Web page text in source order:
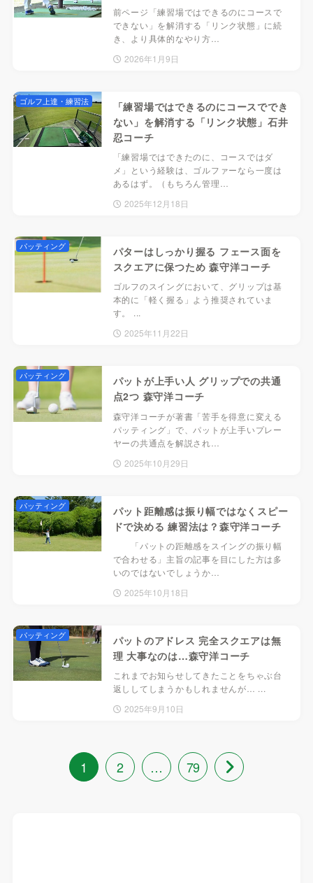
前ページ「練習場ではできるのにコースで
できない」を解消する「リンク状態」に続
き、より具体的なやり方…
2026年1月9日
「練習場ではできるのにコースででき
ない」を解消する「リンク状態」石井
忍コーチ
「練習場ではできたのに、コースではダ
メ」という経験は、ゴルファーなら一度は
あるはず。（もちろん管理…
2025年12月18日
ゴルフ上達・練習法
パターはしっかり握る フェース面を
スクエアに保つため 森守洋コーチ
ゴルフのスイングにおいて、グリップは基
本的に「軽く握る」よう推奨されていま
す。 ...
2025年11月22日
パッティング
パットが上手い人 グリップでの共通
点2つ 森守洋コーチ
森守洋コーチが著書「苦手を得意に変える
パッティング」で、パットが上手いプレー
ヤーの共通点を解説され…
2025年10月29日
パッティング
パット距離感は振り幅ではなくスピー
ドで決める 練習法は？森守洋コーチ
「パットの距離感をスイングの振り幅
で合わせる」主旨の記事を目にした方は多
いのではないでしょうか…
2025年10月18日
パッティング
パットのアドレス 完全スクエアは無
理 大事なのは…森守洋コーチ
これまでお知らせしてきたことをちゃぶ台
返ししてしまうかもしれませんが… ...
2025年9月10日
パッティング
1 2 … 79